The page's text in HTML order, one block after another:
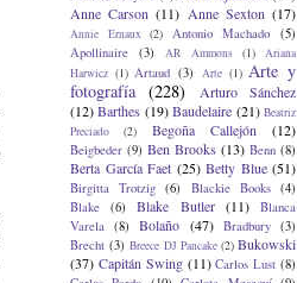
Anne Carson (11) Anne Sexton (17)
Annie Ernaux (2) Antonio Machado
(5)
Apollinaire
(3) AR Ammons (1)
Ariana
Harwicz (1) Artaud (3) Arte (1) Arte y
fotografía (228)
Arturo Sánchez
(12) Barthes (19) Baudelaire (21) Beatriz
Preciado
(2) Begoña Callejón (12)
Beigbeder (9) Ben Brooks (13) Benn (8)
Berta García Faet (25) Betty Blue (51)
Birgitta Trotzig (6) Blackie Books (4)
Blake
(6) Blake Butler (11)
Blanca
Varela
(8) Bolaño (47) Bradbury (3)
Brecht (3) Breece DJ Pancake (2) Bukowski
(37) Capitán Swing (11) Carlos Lust (8)